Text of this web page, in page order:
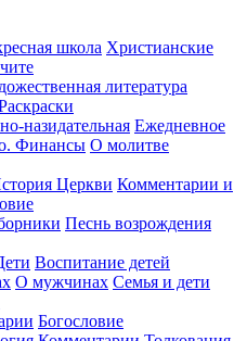
школа Христианские
литература
назидательная Ежедневное
Финансы О молитве
Церкви Комментарии и
Песнь возрождения
Воспитание детей
О мужчинах Семья и дети
Богословие